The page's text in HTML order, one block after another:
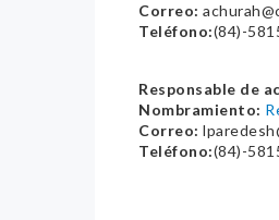
Correo:
Teléfono:(84)-
Responsable de
Nombramiento:
Correo:
Teléfono:(84)-